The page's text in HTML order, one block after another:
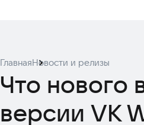
ГлавнаяНовости и релизы
Что нового
версии VK